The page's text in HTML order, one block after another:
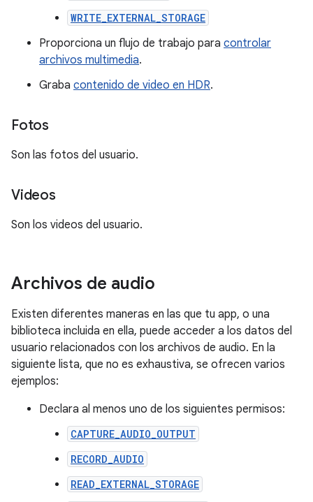
WRITE_EXTERNAL_STORAGE
Proporciona un flujo de trabajo para controlar
archivos multimedia.
Graba contenido de video en HDR.
Fotos
Son las fotos del usuario.
Videos
Son los videos del usuario.
Archivos de audio
Existen diferentes maneras en las que tu app, o una
biblioteca incluida en ella, puede acceder a los datos del
usuario relacionados con los archivos de audio. En la
siguiente lista, que no es exhaustiva, se ofrecen varios
ejemplos:
Declara al menos uno de los siguientes permisos:
CAPTURE_AUDIO_OUTPUT
RECORD_AUDIO
READ_EXTERNAL_STORAGE